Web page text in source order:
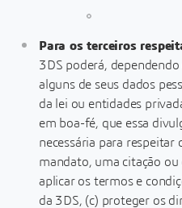
Para os terceiros
3DS poderá,
alguns de seus dados
da lei ou entidades
em boa-fé, que essa
necessária para respeitar
mandato, uma citação
aplicar os termos e
da 3DS, (c) proteger os